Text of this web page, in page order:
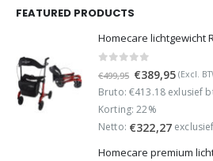
FEATURED PRODUCTS
out of 5
€499,95 Oorspronkelijke
prijs
was:
€499,95.
€389,95Huidige
prijs
€389,95.
(Excl.
Bruto: €413.18 exlusief
Korting: 22%
Netto: €322,27